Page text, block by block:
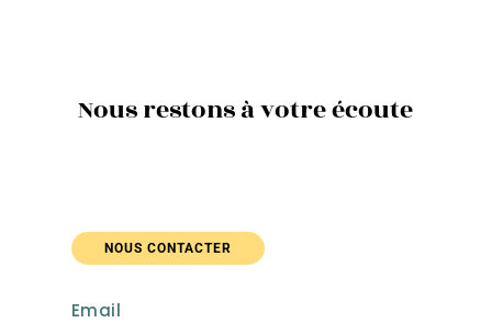
Nous restons à votre écoute
NOUS CONTACTER
Email